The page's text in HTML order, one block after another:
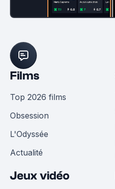
Films
Top 2026 films
Obsession
L'Odyssée
Actualité
Jeux vidéo